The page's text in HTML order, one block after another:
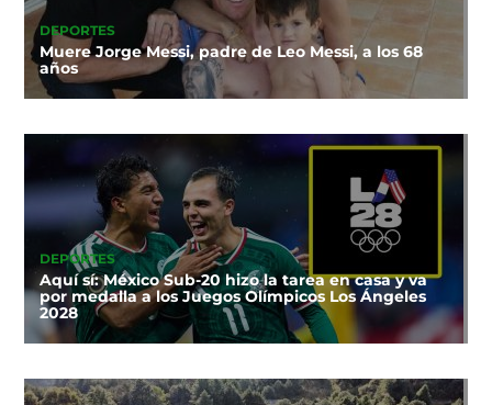
DEPORTES
Muere Jorge Messi, padre de Leo Messi, a los 68
años
DEPORTES
Aquí sí: México Sub-20 hizo la tarea en casa y va
por medalla a los Juegos Olímpicos Los Ángeles
2028